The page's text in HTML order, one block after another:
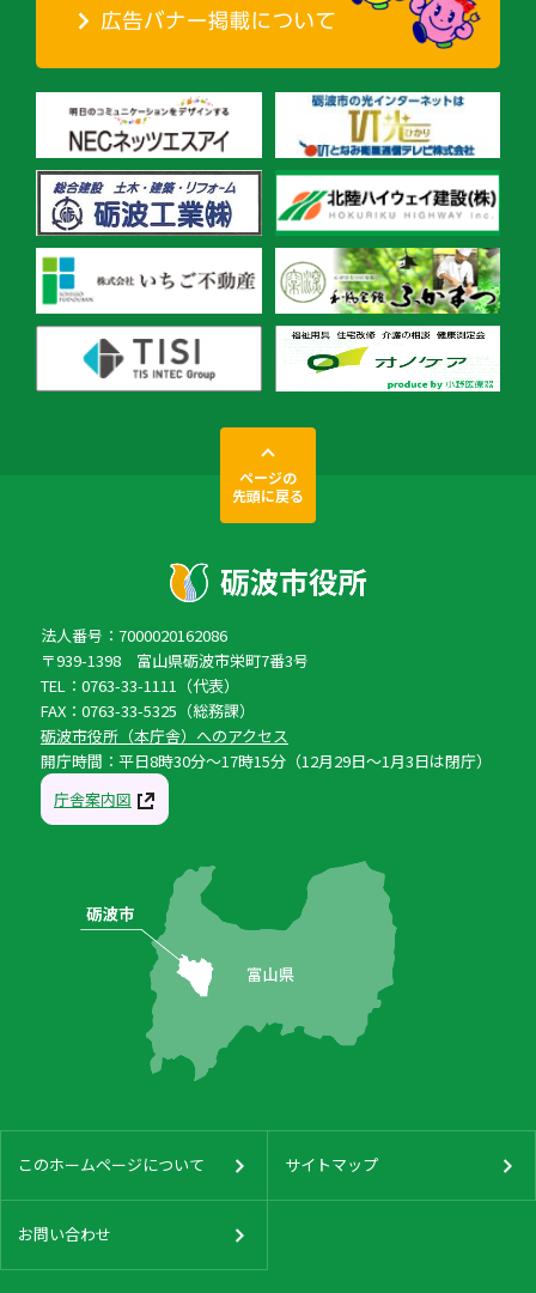
ページの
先頭に戻る
法人番号：7000020162086
〒939-1398 富山県砺波市栄町7番3号
TEL：0763-33-1111（代表）
FAX：0763-33-5325（総務課）
砺波市役所（本庁舎）へのアクセス
開庁時間：平日8時30分〜17時15分（12月29日〜1月3日は閉庁）
庁舎案内図
このホームページについて サイトマップ
お問い合わせ